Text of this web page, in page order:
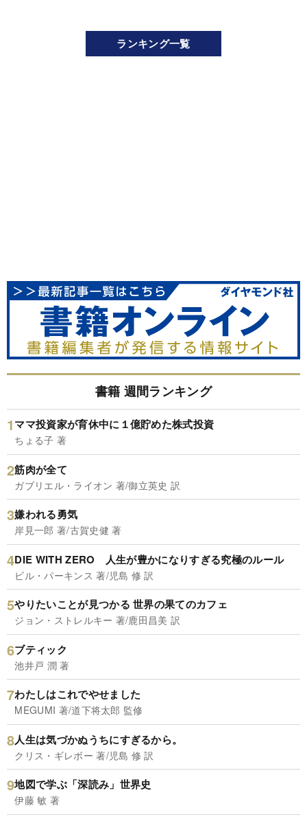
ランキング一覧
書籍 週間ランキング
ママ投資家が育休中に１億貯めた株式投資
ちょる子 著
筋肉が全て
ガブリエル・ライオン 著/御立英史 訳
嫌われる勇気
岸見一郎 著/古賀史健 著
DIE WITH ZERO 人生が豊かになりすぎる究極のルール
ビル・パーキンス 著/児島 修 訳
やりたいことが見つかる 世界の果てのカフェ
ジョン・ストレルキー 著/鹿田昌美 訳
ブティック
池井戸 潤 著
わたしはこれでやせました
MEGUMI 著/道下将太郎 監修
人生は気づかぬうちにすぎるから。
クリス・ギレボー 著/児島 修 訳
地図で学ぶ「深読み」世界史
伊藤 敏 著